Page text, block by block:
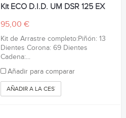
Kit ECO D.I.D. UM DSR 125 EX
95,00 €
Kit de Arrastre completo:Piñón: 13
Dientes Corona: 69 Dientes
Cadena:...
Añadir para comparar
AÑADIR A LA CESTA